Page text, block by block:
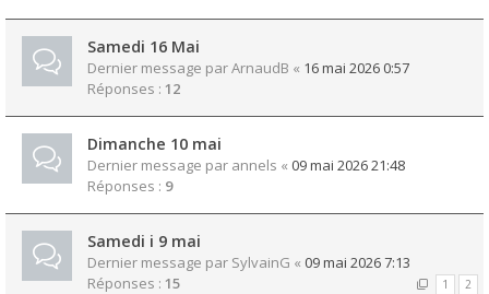
Samedi 16 Mai
Dernier message parArnaudB « 16 mai 2026 0:57
Réponses : 12
Dimanche 10 mai
Dernier message par annels « 09 mai 2026 21:48
Réponses : 9
Samedi i 9 mai
Dernier message par SylvainG « 09 mai 2026 7:13
Réponses : 15 1 2